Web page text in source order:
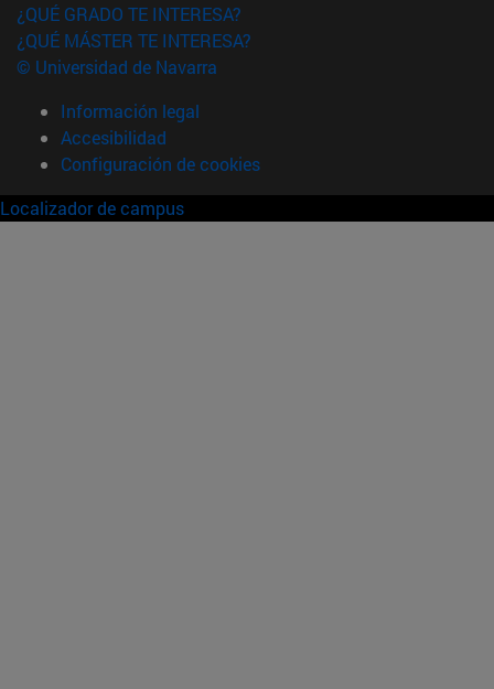
¿QUÉ GRADO TE INTERESA?
¿QUÉ MÁSTER TE INTERESA?
© Universidad de Navarra
Información legal
Accesibilidad
Configuración de cookies
Localizador de campus